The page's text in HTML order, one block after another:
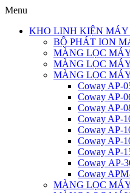
Menu
KHO LINH KIỆN
BỘ PHÁT ION
MÀNG LỌC
MÀNG LỌC
MÀNG LỌC
Coway AP-
Coway AP-
Coway AP-
Coway AP-
Coway AP-
Coway AP-
Coway AP-
Coway AP-
Coway
MÀNG LỌC